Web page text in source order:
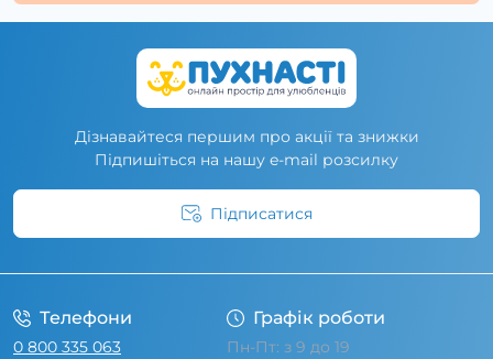
Дізнавайтеся першим про акції та знижки
Підпишіться на нашу e-mail розсилку
Підписатися
Телефони
0 800 335 063
Графік роботи
Пн-Пт: з 9 до 19